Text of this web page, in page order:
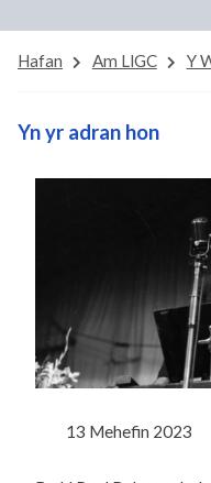
Hafan Am LlGC Y
13 Mehefin 2023
Yn yr adran hon